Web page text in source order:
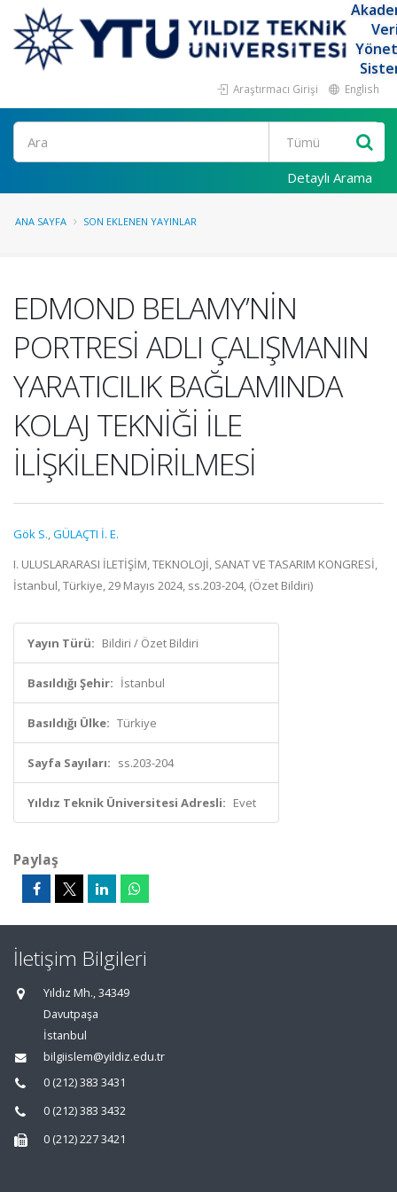
Araştırmacı Girişi English
Ara
Detaylı Arama
ANA SAYFA SON EKLENEN YAYINLAR
EDMOND BELAMY’NİN
PORTRESİ ADLI ÇALIŞMANIN
YARATICILIK BAĞLAMINDA
KOLAJ TEKNİĞİ İLE
İLİŞKİLENDİRİLMESİ
Gök S.,GÜLAÇTI İ. E.
I. ULUSLARARASI İLETİŞİM, TEKNOLOJİ, SANAT VE TASARIM KONGRESİ,
İstanbul, Türkiye, 29 Mayıs 2024, ss.203-204, (Özet Bildiri)
Yayın Türü: Bildiri / Özet Bildiri
Basıldığı Şehir: İstanbul
Basıldığı Ülke: Türkiye
Sayfa Sayıları: ss.203-204
Yıldız Teknik Üniversitesi Adresli: Evet
Paylaş
İletişim Bilgileri
Yıldız Mh., 34349
Davutpaşa
İstanbul
bilgiislem@yildiz.edu.tr
0 (212) 383 3431
0 (212) 383 3432
0 (212) 227 3421